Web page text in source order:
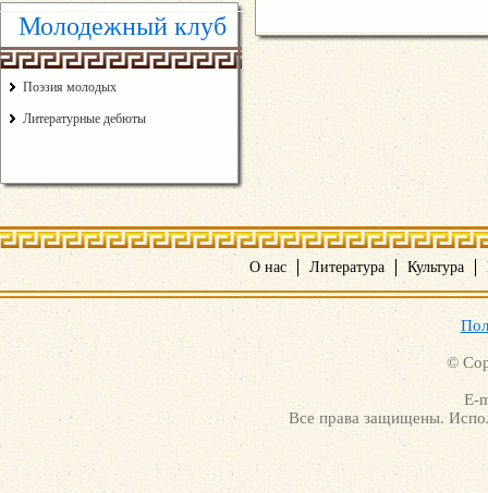
Молодежный клуб
Поэзия молодых
Литературные дебюты
О нас Литература Культура
©
E-
Все права защищены.